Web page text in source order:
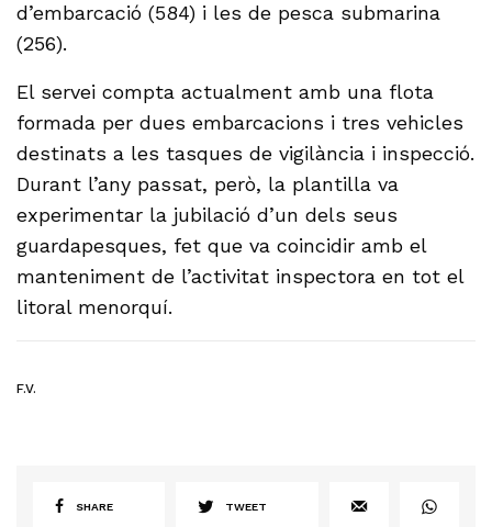
d’embarcació (584) i les de pesca submarina
(256).
El servei compta actualment amb una flota
formada per dues embarcacions i tres vehicles
destinats a les tasques de vigilància i inspecció.
Durant l’any passat, però, la plantilla va
experimentar la jubilació d’un dels seus
guardapesques, fet que va coincidir amb el
manteniment de l’activitat inspectora en tot el
litoral menorquí.
F.V.
SHARE TWEET